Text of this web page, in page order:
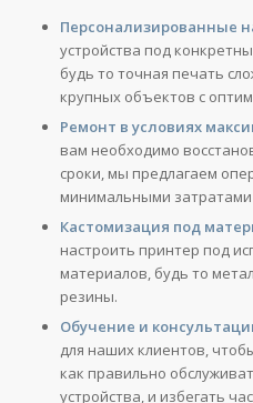
Персонализированные
устройства под
будь то точная печать
крупных объектов с
Ремонт в условиях
вам необходимо
сроки, мы предлагаем
минимальными
Кастомизация под
настроить принтер под
материалов, будь то
резины.
Обучение и
для наших клиентов,
как правильно
устройства, и избегать